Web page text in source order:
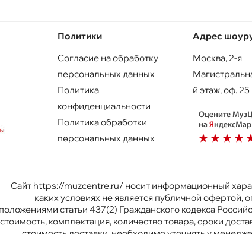
Политики
Согласие на обработку
персональных данных
Политика
конфиденциальности
Политика обработки
персональных данных
Адрес
Москва, 2-я
й этаж, оф. 25
Сайт https://muzcentre.ru/ носит информационный
каких условиях не является публичной офертой,
положениями статьи 437(2) Гражданского кодекса
стоимость, комплектация, количество товара, сроки